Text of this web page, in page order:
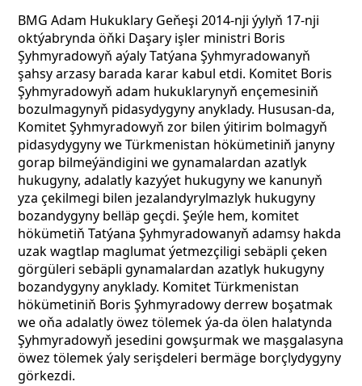
BMG Adam Hukuklary Geňeşi 2014-nji ýylyň 17-nji
oktýabrynda öňki Daşary işler ministri Boris
Şyhmyradowyň aýaly Tatýana Şyhmyradowanyň
şahsy arzasy barada karar kabul etdi. Komitet Boris
Şyhmyradowyň adam hukuklarynyň ençemesiniň
bozulmagynyň pidasydygyny anyklady. Hususan-da,
Komitet Şyhmyradowyň zor bilen ýitirim bolmagyň
pidasydygyny we Türkmenistan hökümetiniň janyny
gorap bilmeýändigini we gynamalardan azatlyk
hukugyny, adalatly kazyýet hukugyny we kanunyň
yza çekilmegi bilen jezalandyrylmazlyk hukugyny
bozandygyny belläp geçdi. Şeýle hem, komitet
hökümetiň Tatýana Şyhmyradowanyň adamsy hakda
uzak wagtlap maglumat ýetmezçiligi sebäpli çeken
görgüleri sebäpli gynamalardan azatlyk hukugyny
bozandygyny anyklady. Komitet Türkmenistan
hökümetiniň Boris Şyhmyradowy derrew boşatmak
we oňa adalatly öwez tölemek ýa-da ölen halatynda
Şyhmyradowyň jesedini gowşurmak we maşgalasyna
öwez tölemek ýaly serişdeleri bermäge borçlydygyny
görkezdi.